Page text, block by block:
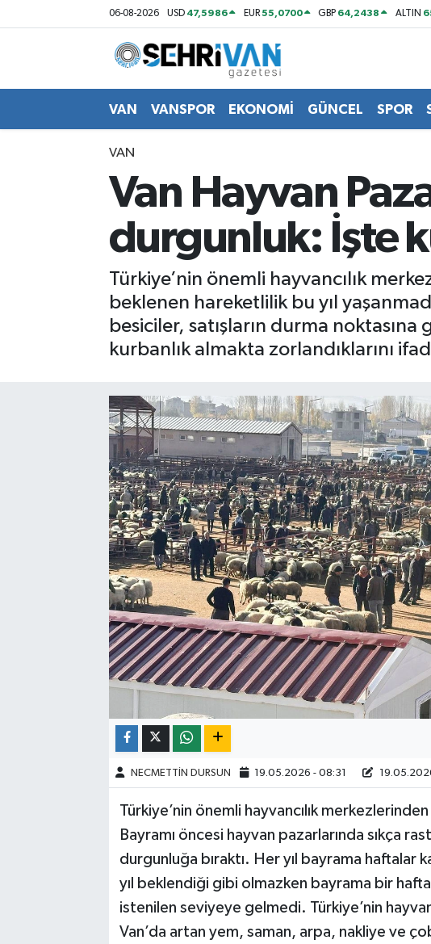
06-08-2026 USD 47,5986 EUR55,0700 GBP 64,2438 ALTIN
VAN VANSPOR EKONOMİ GÜNCEL SPOR
VAN
Van Hayvan
durgunluk: İşte
Türkiye’nin önemli hayvancılık
beklenen hareketlilik bu yıl
besiciler, satışların durma
kurbanlık almakta zorlandıklarını
NECMETTİN DURSUN 19.05.2026 - 08:31
Türkiye’nin önemli hayvancılık
Bayramı öncesi hayvan pazarlarında sıkça
durgunluğa bıraktı. Her yıl bayrama haftalar
yıl beklendiği gibi olmazken bayrama bir
istenilen seviyeye gelmedi. Türkiye’nin
Van’da artan yem, saman, arpa, nakliye ve
Van Nöbetçi Eczaneler
Van Hava Durumu
Van Trafik Yoğunluk Haritası
Süper Lig Puan Durumu ve Fikstür
Son Dakika Haberleri
Haber Arşivi